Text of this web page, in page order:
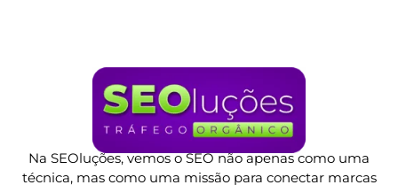
Na SEOluções, vemos o SEO não apenas como uma
técnica, mas como uma missão para conectar marcas